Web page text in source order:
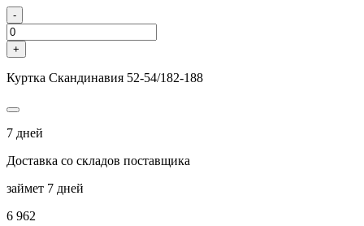
-
+
Куртка Скандинавия 52-54/182-188
7 дней
Доставка со складов поставщика
займет 7 дней
6 962